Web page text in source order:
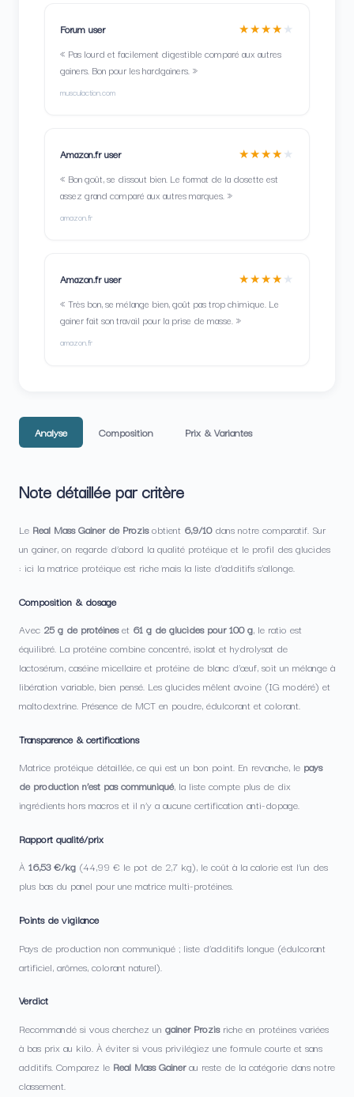
Forum user ★★★★ ★
« Pas lourd et facilement digestible comparé aux autres
gainers. Bon pour les hardgainers. »
musculaction.com
Amazon.fr user ★★★★ ★
« Bon goût, se dissout bien. Le format de la dosette est
assez grand comparé aux autres marques. »
amazon.fr
Amazon.fr user ★★★★ ★
« Très bon, se mélange bien, goût pas trop chimique. Le
gainer fait son travail pour la prise de masse. »
amazon.fr
Analyse Composition Prix & Variantes
Note détaillée par critère
Le Real Mass Gainer de Prozisobtient 6,9/10dans notre comparatif. Sur
un gainer, on regarde d’abord la qualité protéique et le profil des glucides
: ici la matrice protéique est riche mais la liste d’additifs s’allonge.
Composition & dosage
Avec 25 g de protéineset 61 g de glucides pour 100 g, le ratio est
équilibré. La protéine combine concentré, isolat et hydrolysat de
lactosérum, caséine micellaire et protéine de blanc d’œuf, soit un mélange à
libération variable, bien pensé. Les glucides mêlent avoine (IG modéré) et
maltodextrine. Présence de MCT en poudre, édulcorant et colorant.
Transparence & certifications
Matrice protéique détaillée, ce qui est un bon point. En revanche, le pays
de production n’est pas communiqué, la liste compte plus de dix
ingrédients hors macros et il n’y a aucune certification anti-dopage.
Rapport qualité/prix
À 16,53 €/kg (44,99 € le pot de 2,7 kg), le coût à la calorie est l’un des
plus bas du panel pour une matrice multi-protéines.
Points de vigilance
Pays de production non communiqué ; liste d’additifs longue (édulcorant
artificiel, arômes, colorant naturel).
Verdict
Recommandé si vous cherchez un gainer Prozisriche en protéines variées
à bas prix au kilo. À éviter si vous privilégiez une formule courte et sans
additifs. Comparez le Real Mass Gainerau reste de la catégorie dans notre
classement.